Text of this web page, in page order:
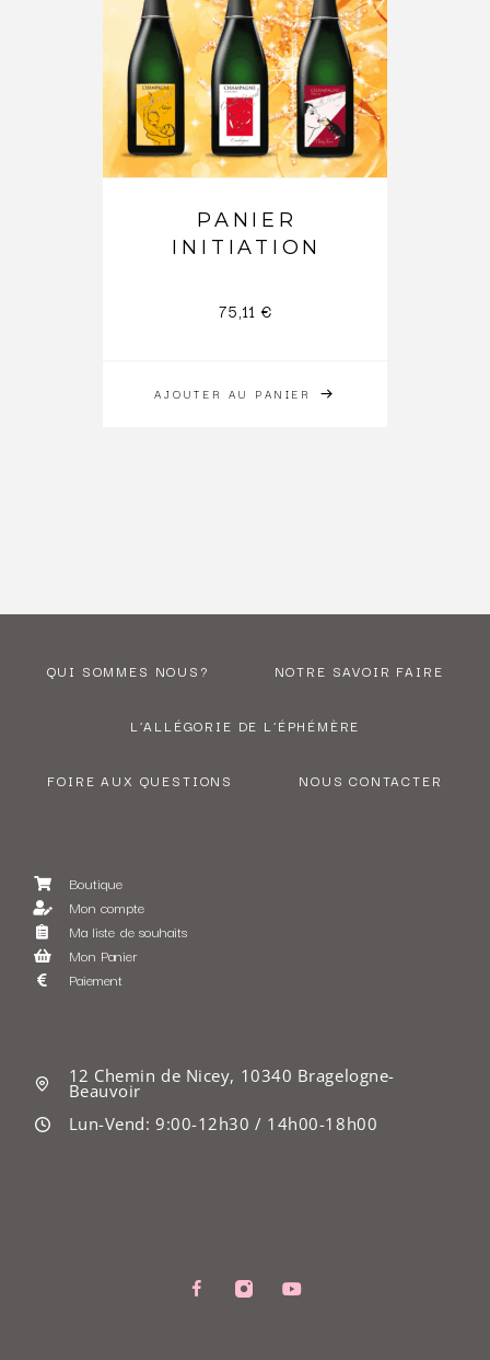
AJOUTER AU PANIER
PANIER
INITIATION
75,11 €
QUI SOMMES NOUS? NOTRE SAVOIR FAIRE
L’ALLÉGORIE DE L’ÉPHÉMÈRE
FOIRE AUX QUESTIONS NOUS CONTACTER
Boutique
Mon compte
Ma liste de souhaits
Mon Panier
Paiement
12 Chemin de Nicey, 10340 Bragelogne-
Beauvoir
Lun-Vend: 9:00-12h30 / 14h00-18h00